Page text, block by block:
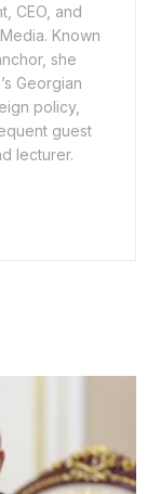
CEO, and
Known
she
Georgian
policy,
guest
lecturer.